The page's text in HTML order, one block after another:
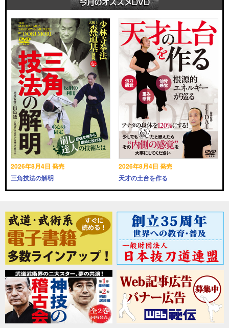
2026年8月4日 発売
三角技法の解明
2026年8月4日 発売
天才の土台を作る